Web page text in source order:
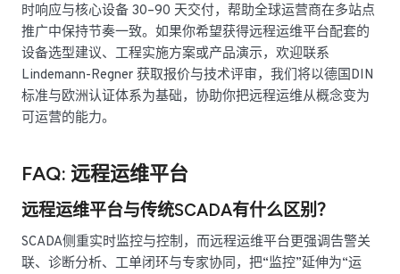
时响应与核心设备 30–90 天交付，帮助全球运营商在多站点
推广中保持节奏一致。如果你希望获得远程运维平台配套的
设备选型建议、工程实施方案或产品演示，欢迎联系
Lindemann-Regner 获取报价与技术评审，我们将以德国DIN
标准与欧洲认证体系为基础，协助你把远程运维从概念变为
可运营的能力。
FAQ: 远程运维平台
远程运维平台与传统SCADA有什么区别？
SCADA侧重实时监控与控制，而远程运维平台更强调告警关
联、诊断分析、工单闭环与专家协同，把“监控”延伸为“运